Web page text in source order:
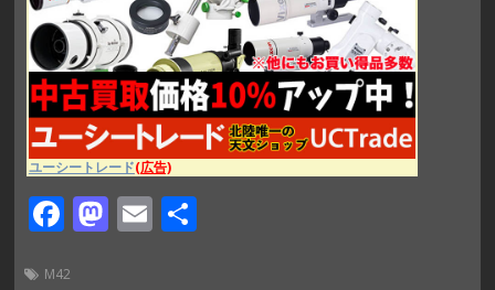
ユーシートレード(広告)
F M E 共
M42